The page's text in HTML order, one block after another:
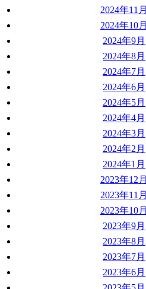
2024年11月
2024年10月
2024年9月
2024年8月
2024年7月
2024年6月
2024年5月
2024年4月
2024年3月
2024年2月
2024年1月
2023年12月
2023年11月
2023年10月
2023年9月
2023年8月
2023年7月
2023年6月